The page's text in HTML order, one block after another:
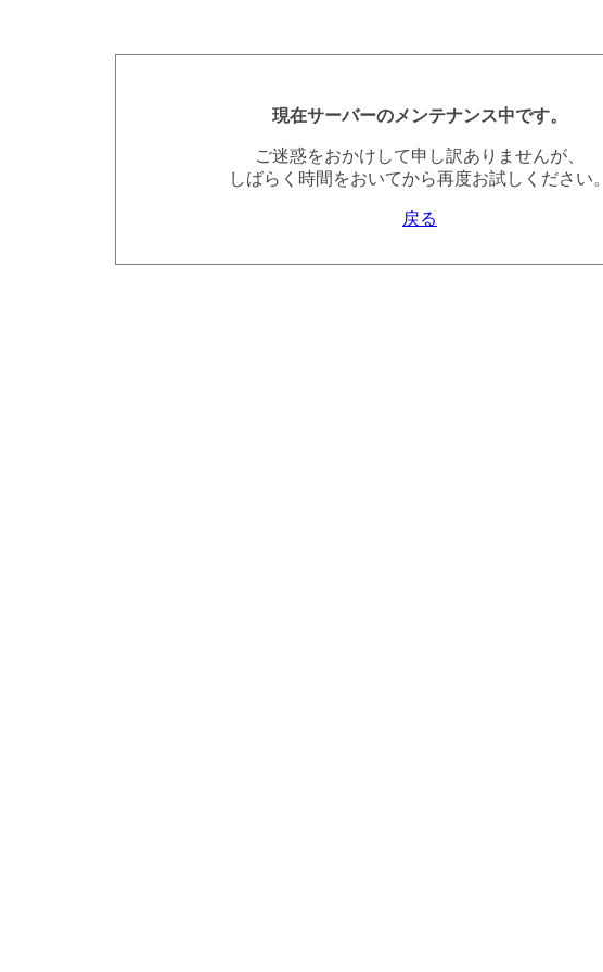
現在サーバーのメンテナンス中です。
ご迷惑をおかけして申し訳ありませんが、
しばらく時間をおいてから再度お試しください。
戻る